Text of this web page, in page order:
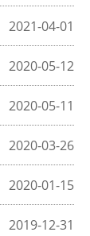
2021-04-01
2020-05-12
2020-05-11
2020-03-26
2020-01-15
2019-12-31